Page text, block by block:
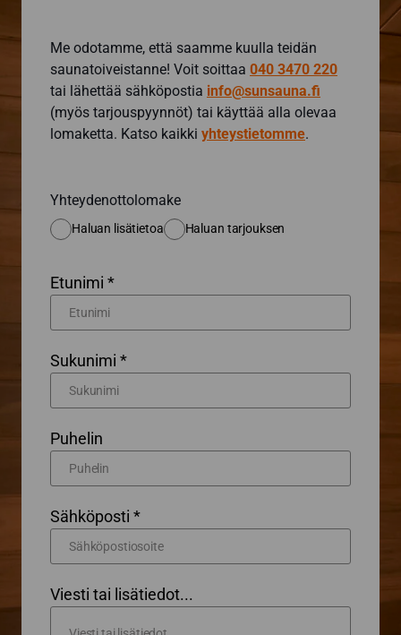
Me odotamme, että saamme kuulla teidän
saunatoiveistanne! Voit soittaa 040 3470 220
tai lähettää sähköpostia info@sunsauna.fi
(myös tarjouspyynnöt) tai käyttää alla olevaa
lomaketta. Katso kaikki yhteystietomme.
Yhteydenottolomake
Haluan lisätietoa Haluan tarjouksen
Etunimi *
Sukunimi *
Puhelin
Sähköposti *
Viesti tai lisätiedot...